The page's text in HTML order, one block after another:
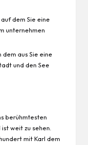
dem Sie eine
unternehmen
dem aus Sie eine
und den See
berühmtesten
weit zu sehen.
mit Karl dem